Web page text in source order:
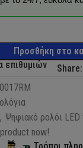
Προσθήκη στο
επιθυμιών
Share:
, Ψηφιακό ρολόι
now!
Τρόποι